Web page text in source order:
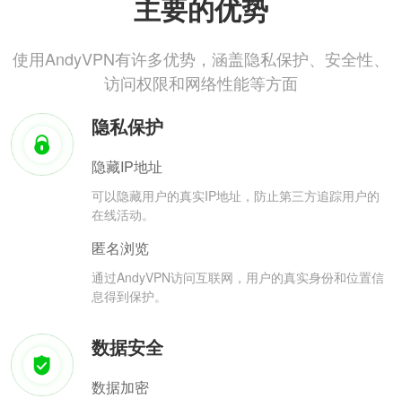
主要的优势
使用AndyVPN有许多优势，涵盖隐私保护、安全性、
访问权限和网络性能等方面
隐私保护
隐藏IP地址
可以隐藏用户的真实IP地址，防止第三方追踪用户的
在线活动。
匿名浏览
通过AndyVPN访问互联网，用户的真实身份和位置信
息得到保护。
数据安全
数据加密